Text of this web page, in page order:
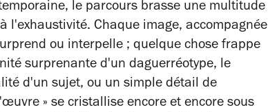
le parcours brasse une multitude
l'exhaustivité. Chaque image, accompagnée
ou interpelle ; quelque chose frappe
surprenante d'un daguerréotype, le
d'un sujet, ou un simple détail de
» se cristallise encore et encore sous